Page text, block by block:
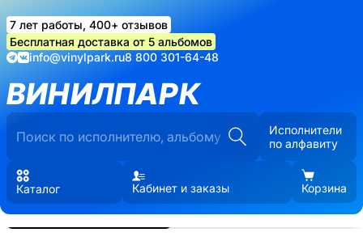
7 лет работы, 400+ отзывов
Бесплатная доставка от 5 альбомов
info@vinylpark.ru8 800 301-64-48
ВИНИЛПАРК
Исполнители
по алфавиту
Каталог Кабинет и заказы Корзина
Реальные фото пластинки.
Нажмите, чтобы увеличить